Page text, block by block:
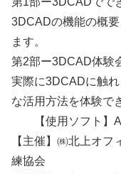
3DCADの機能の概
ます。
第2部ー3DCAD体
実際に3DCADに触
な活用方法を体験で
【使用ソフト】
【主催】㈱北上オフ
練協会